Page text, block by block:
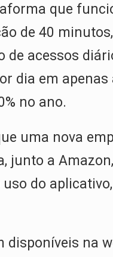
que
de 40
de acessos
dia em
no ano.
uma nova
junto a
do
na